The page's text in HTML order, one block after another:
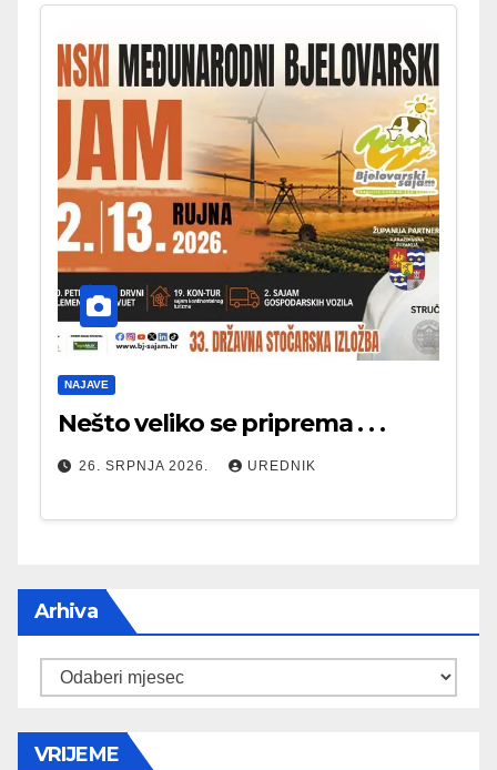
NAJAVE
Nešto veliko se priprema . . .
26. SRPNJA 2026. UREDNIK
Arhiva
Arhiva
VRIJEME